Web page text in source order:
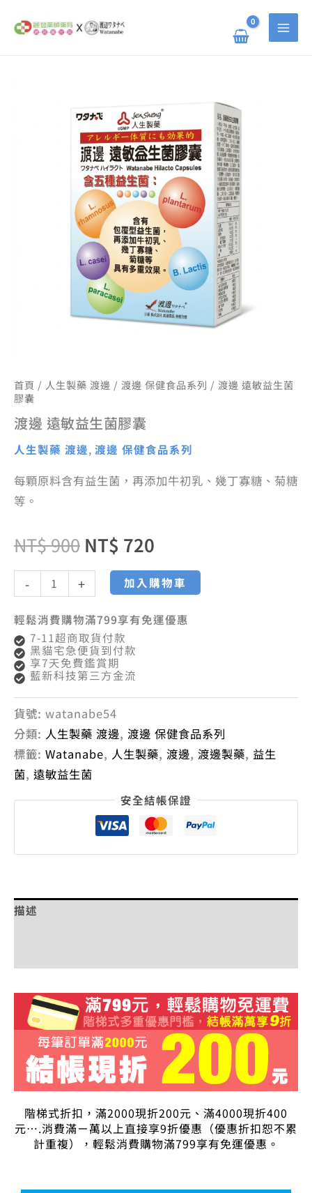
首頁 / 人生製藥 渡邊 / 渡邊 保健食品系列 / 渡邊 遠敏益生菌
膠囊
渡邊 遠敏益生菌膠囊
人生製藥 渡邊, 渡邊 保健食品系列
每顆原料含有益生菌，再添加牛初乳、幾丁寡糖、菊糖
等。
NT$900
始
價
格：
NT$ 900。
NT$ 720
前
價
格：
NT$ 720。
- + 加入購物車
輕鬆消費購物滿799享有免運優惠
7-11超商取貨付款
黑貓宅急便貨到付款
享7天免費鑑賞期
藍新科技第三方金流
貨號: watanabe54
分類: 人生製藥 渡邊, 渡邊 保健食品系列
標籤: Watanabe, 人生製藥, 渡邊, 渡邊製藥, 益生
菌, 遠敏益生菌
安全結帳保證
描述
階梯式折扣，滿2000現折200元、滿4000現折400
元….消費滿ㄧ萬以上直接享9折優惠（優惠折扣恕不累
計重複），輕鬆消費購物滿799享有免運優惠。
尋